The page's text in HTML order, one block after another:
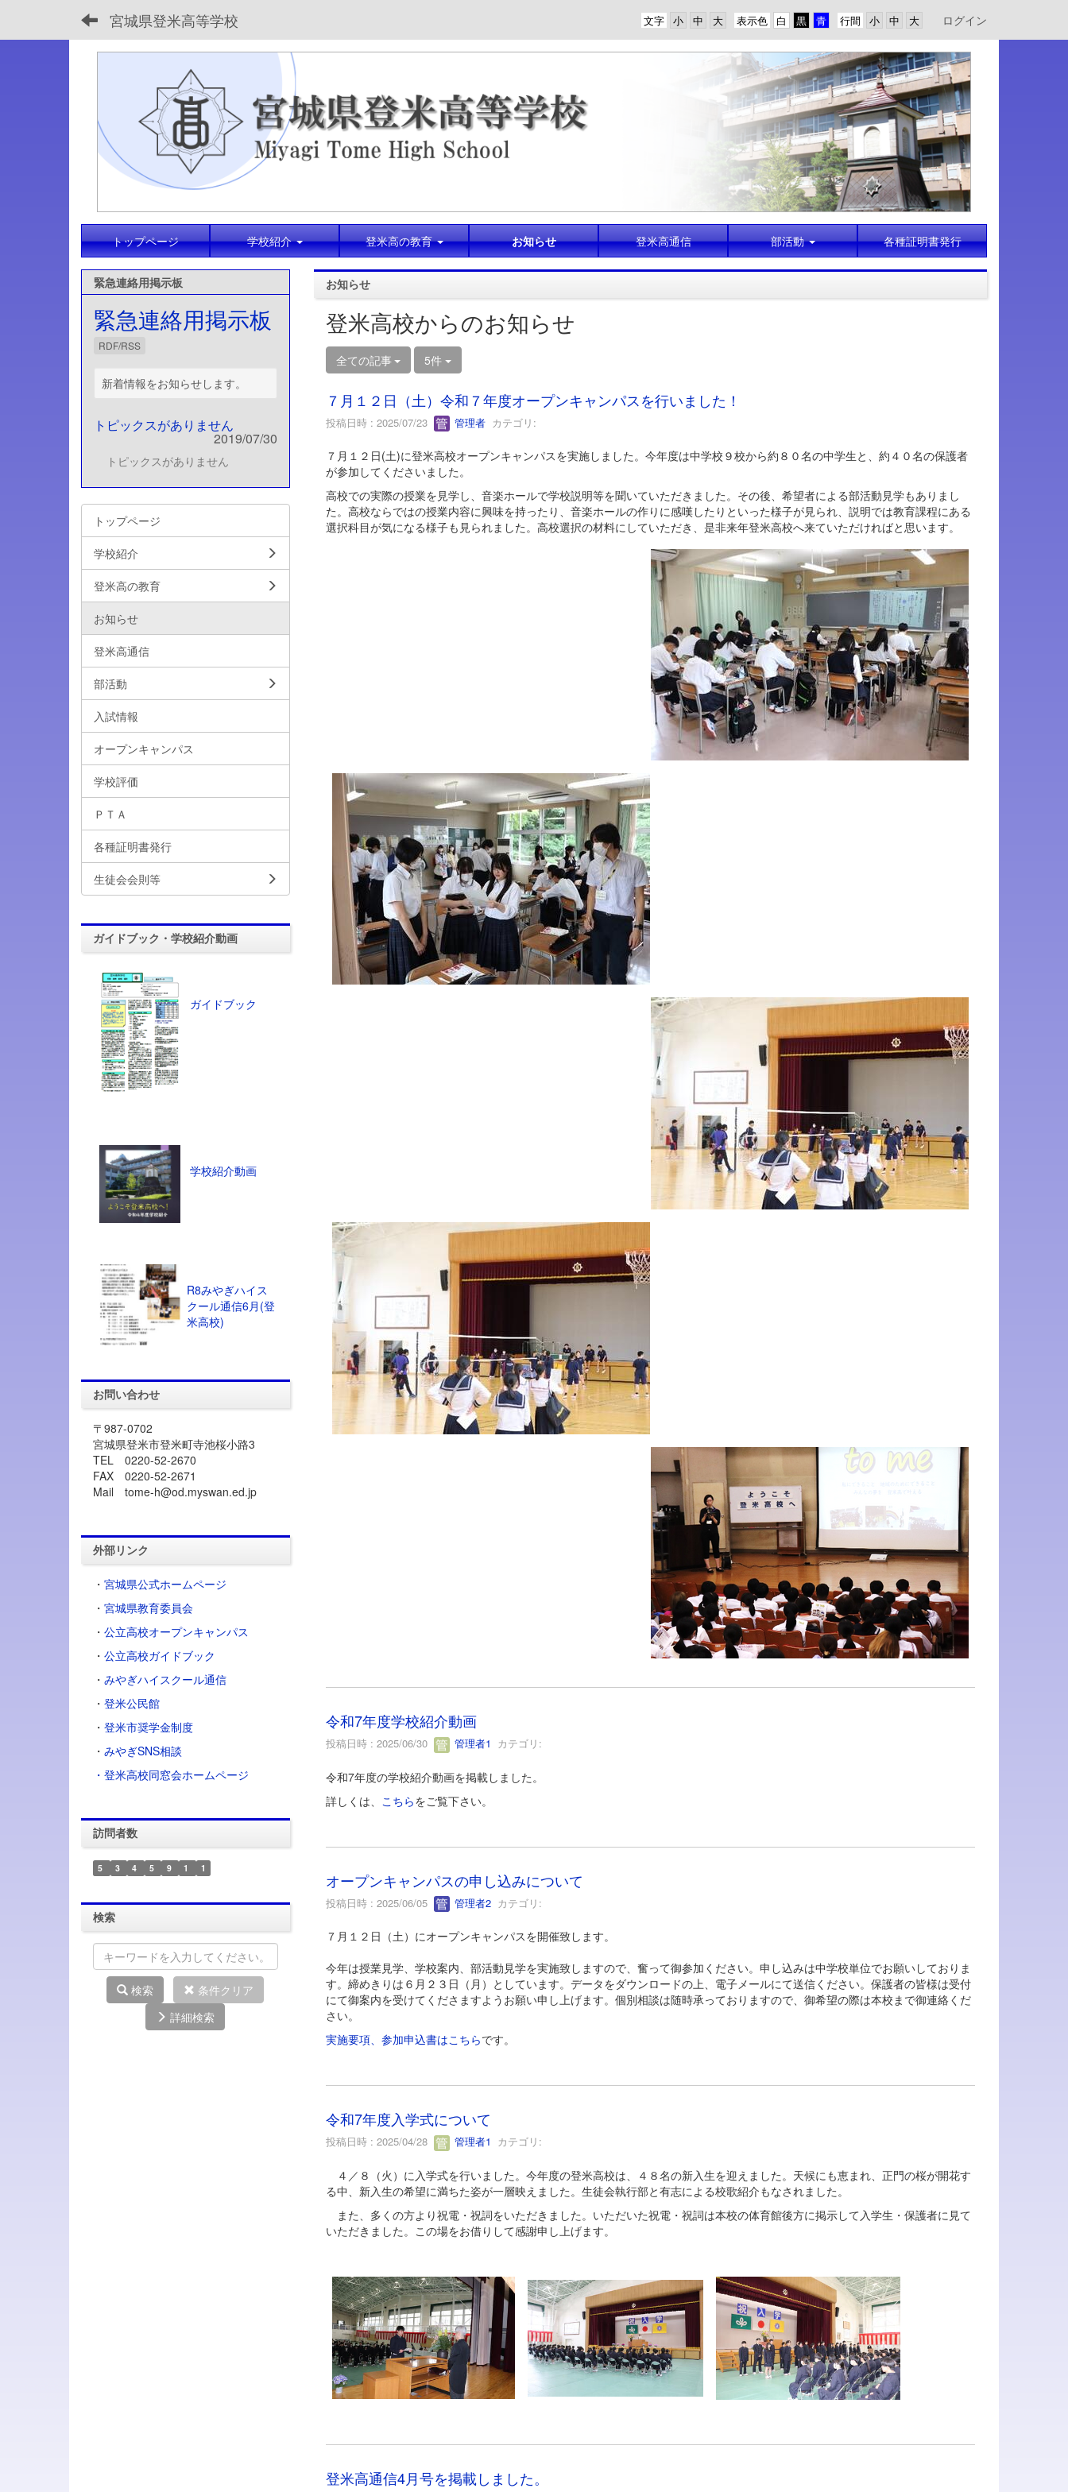
宮城県登米高等学校 行間
表示色
文字 ログイン
トップページ 学校紹介 登米高の教育 お知らせ 登米高通信 部活動 各種証明書発行
お知らせ
登米高校からのお知らせ
全ての記事 5件
７月１２日（土）令和７年度オープンキャンパスを行いました！
投稿日時 : 2025/07/23 管理者カテゴリ:
７月１２日(土)に登米高校オープンキャンパスを実施しました。今年度は中学校９校から約８０名の中学生と、約４０名の保護者
が参加してくださいました。
高校での実際の授業を見学し、音楽ホールで学校説明等を聞いていただきました。その後、希望者による部活動見学もありまし
た。高校ならではの授業内容に興味を持ったり、音楽ホールの作りに感嘆したりといった様子が見られ、説明では教育課程にある
選択科目が気になる様子も見られました。高校選択の材料にしていただき、是非来年登米高校へ来ていただければと思います。
令和7年度学校紹介動画
投稿日時 : 2025/06/30 管理者1 カテゴリ:
令和7年度の学校紹介動画を掲載しました。
詳しくは、
こちらをご覧下さい。
オープンキャンパスの申し込みについて
投稿日時 : 2025/06/05 管理者2カテゴリ:
７月１２日（土）にオープンキャンパスを開催致します。
今年は授業見学、学校案内、部活動見学を実施致しますので、奮って御参加ください。申し込みは中学校単位でお願いしておりま
す。締めきりは６月２３日（月）としています。データをダウンロードの上、電子メールにて送信ください。保護者の皆様は受付
にて御案内を受けてくださますようお願い申し上げます。個別相談は随時承っておりますので、御希望の際は本校まで御連絡くだ
さい。
実施要項、参加申込書はこちらです。
令和7年度入学式について
投稿日時 : 2025/04/28 管理者1 カテゴリ:
４／８（火）に入学式を行いました。今年度の登米高校は、４８名の新入生を迎えました。天候にも恵まれ、正門の桜が開花す
る中、新入生の希望に満ちた姿が一層映えました。生徒会執行部と有志による校歌紹介もなされました。
また、多くの方より祝電・祝詞をいただきました。いただいた祝電・祝詞は本校の体育館後方に掲示して入学生・保護者に見て
いただきました。この場をお借りして感謝申し上げます。
登米高通信4月号を掲載しました。
緊急連絡用掲示板
緊急連絡用掲示板
RDF/RSS
新着情報をお知らせします。
トピックスがありません
2019/07/30
トピックスがありません
トップページ
学校紹介
登米高の教育
お知らせ
登米高通信
部活動
入試情報
オープンキャンパス
学校評価
ＰＴＡ
各種証明書発行
生徒会会則等
ガイドブック・学校紹介動画
ガイドブック
学校紹介動画
R8みやぎハイス
クール通信6月(登
米高校)
お問い合わせ
〒987-0702
宮城県登米市登米町寺池桜小路3
TEL 0220-52-2670
FAX 0220-52-2671
Mail tome-h@od.myswan.ed.jp
外部リンク
・ 宮城県公式ホームページ
・ 宮城県教育委員会
・ 公立高校オープンキャンパス
・ 公立高校ガイドブック
・ みやぎハイスクール通信
・ 登米公民館
・ 登米市奨学金制度
・ みやぎSNS相談
・登米高校同窓会ホームページ
訪問者数
5 3 4 5 9 1 1
検索
検索
条件クリア
詳細検索